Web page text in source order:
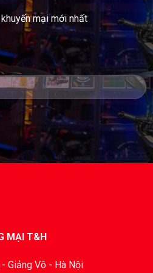
mại mới nhất
MẠI T&H
Giảng Võ - Hà Nội